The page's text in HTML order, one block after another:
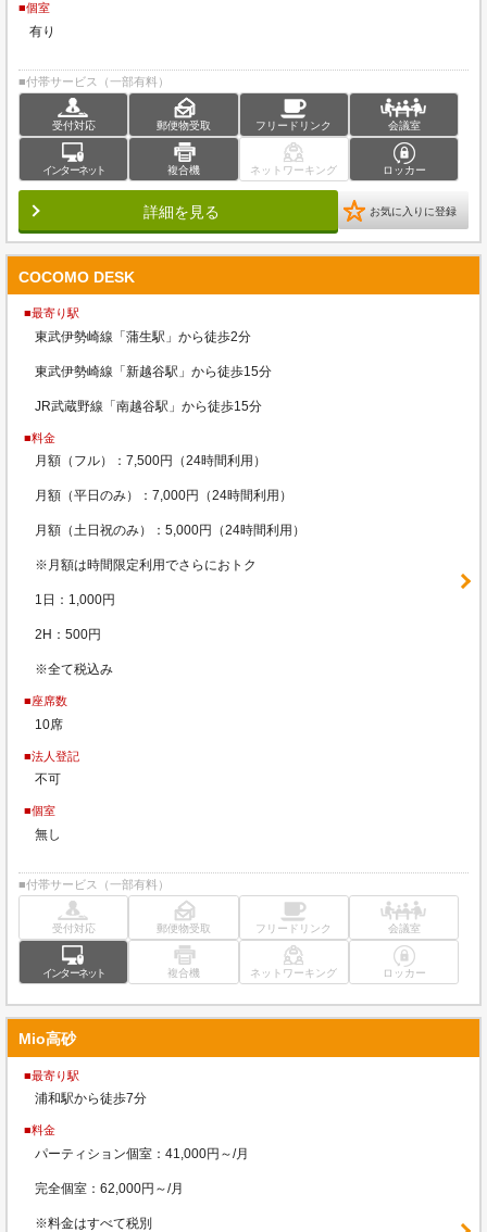
■個室
有り
■付帯サービス（一部有料）
受付対応 郵便物受取 フリードリンク 会議室
インターネット 複合機 ネットワーキング ロッカー
詳細を見る お気に入りに登録
COCOMO DESK
■最寄り駅
東武伊勢崎線「蒲生駅」から徒歩2分
東武伊勢崎線「新越谷駅」から徒歩15分
JR武蔵野線「南越谷駅」から徒歩15分
■料金
月額（フル）：7,500円（24時間利用）
月額（平日のみ）：7,000円（24時間利用）
月額（土日祝のみ）：5,000円（24時間利用）
※月額は時間限定利用でさらにおトク
1日：1,000円
2H：500円
※全て税込み
■座席数
10席
■法人登記
不可
■個室
無し
■付帯サービス（一部有料）
受付対応 郵便物受取 フリードリンク 会議室
インターネット 複合機 ネットワーキング ロッカー
Mio高砂
■最寄り駅
浦和駅から徒歩7分
■料金
パーティション個室：41,000円～/月
完全個室：62,000円～/月
※料金はすべて税別